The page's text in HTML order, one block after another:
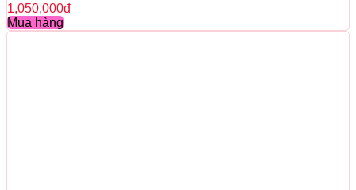
1,050,000đ
Mua hàng